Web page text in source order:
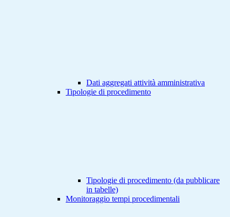
Dati aggregati attività amministrativa
Tipologie di procedimento
Tipologie di procedimento (da pubblicare
in tabelle)
Monitoraggio tempi procedimentali